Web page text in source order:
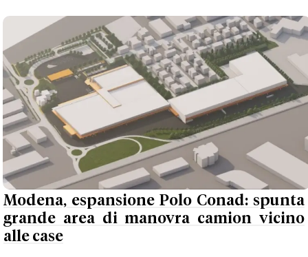
Modena, espansione Polo Conad: spunta
grande area di manovra camion vicino
alle case